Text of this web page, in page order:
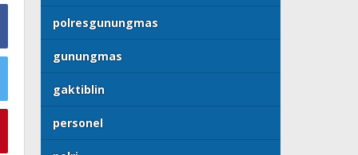
polresgunungmas
gunungmas
gaktiblin
personel